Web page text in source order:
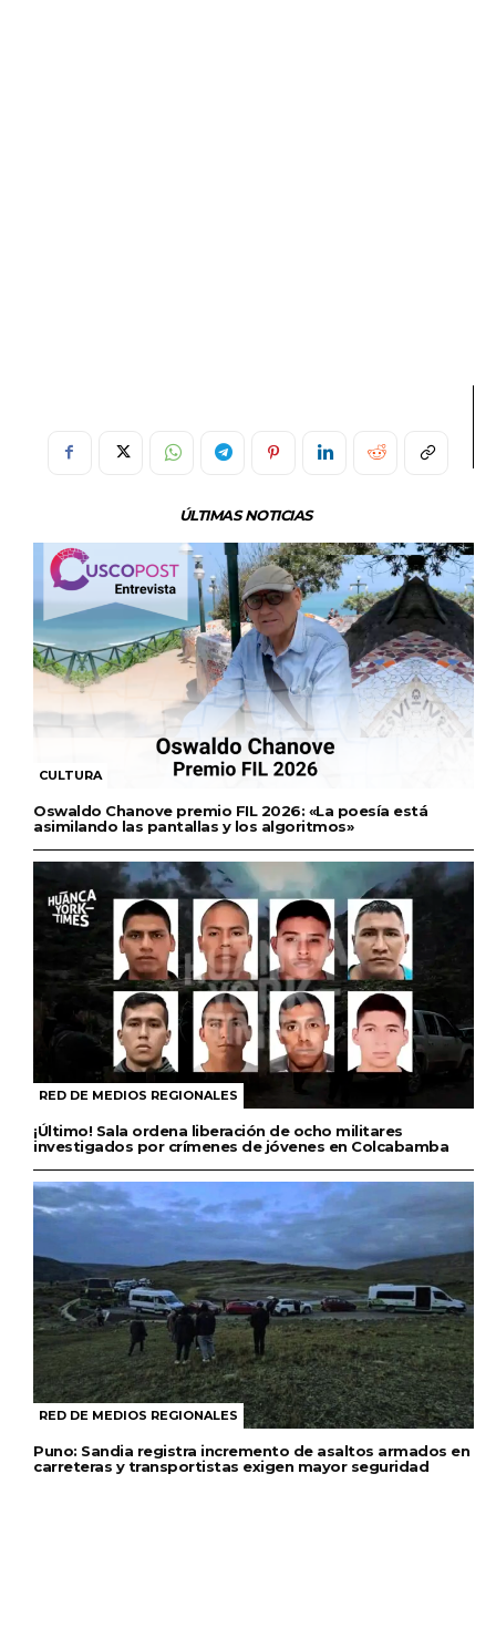
ÚLTIMAS NOTICIAS
CULTURA
Oswaldo Chanove premio FIL 2026: «La poesía está
asimilando las pantallas y los algoritmos»
RED DE MEDIOS REGIONALES
¡Último! Sala ordena liberación de ocho militares
investigados por crímenes de jóvenes en Colcabamba
RED DE MEDIOS REGIONALES
Puno: Sandia registra incremento de asaltos armados en
carreteras y transportistas exigen mayor seguridad